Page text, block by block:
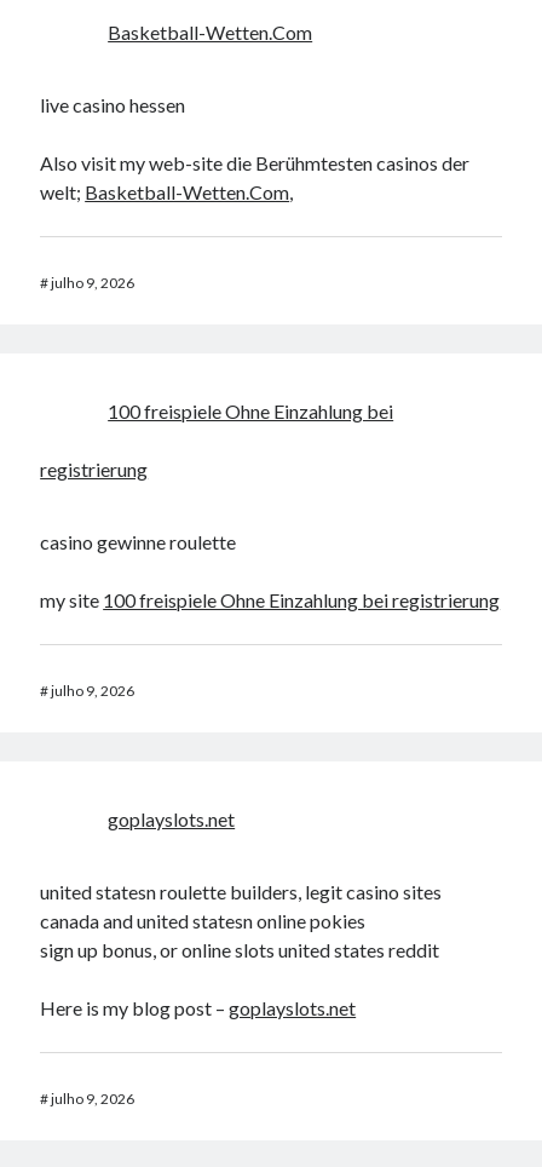
Basketball-Wetten.Com
live casino hessen
Also visit my web-site die Berühmtesten casinos der
welt; Basketball-Wetten.Com,
#julho 9, 2026
100 freispiele Ohne Einzahlung bei
registrierung
casino gewinne roulette
my site 100 freispiele Ohne Einzahlung bei registrierung
#julho 9, 2026
goplayslots.net
united statesn roulette builders, legit casino sites
canada and united statesn online pokies
sign up bonus, or online slots united states reddit
Here is my blog post –goplayslots.net
#julho 9, 2026